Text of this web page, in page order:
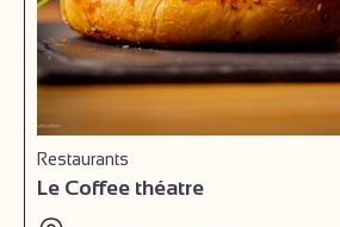
Restaurants
Le Coffee théatre